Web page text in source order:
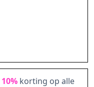
10% korting op alle